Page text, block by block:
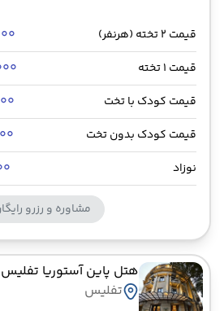
قیمت 2 تخته (هرنفر)
قیمت 1 تخته
قیمت کودک با تخت
قیمت کودک بدون تخت
نوزاد
مشاوره و رزرو
هتل پاین آستوریا تفلیس
تفلیس